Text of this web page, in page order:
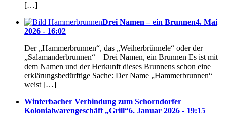
[…]
Drei Namen – ein Brunnen4. Mai
2026 - 16:02
Der „Hammerbrunnen“, das „Weiherbrünnele“ oder der
„Salamanderbrunnen“ – Drei Namen, ein Brunnen Es ist mit
dem Namen und der Herkunft dieses Brunnens schon eine
erklärungsbedürftige Sache: Der Name „Hammerbrunnen“
weist […]
Winterbacher Verbindung zum Schorndorfer
Kolonialwarengeschäft „Grill“6. Januar 2026 - 19:15